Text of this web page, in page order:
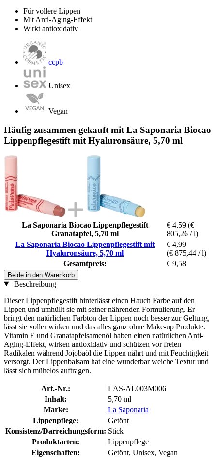
Für vollere Lippen
Mit Anti-Aging-Effekt
Wirkt antioxidativ
ccpb
Unisex
Vegan
Häufig zusammen gekauft mit La Saponaria Biocao
Lippenpflegestift mit Hyaluronsäure, 5,70 ml
La Saponaria Biocao Lippenpflegestift
Granatapfel, 5,70 ml
€ 4,59 (€
805,26 / l)
La Saponaria Biocao Lippenpflegestift mit
Hyaluronsäure, 5,70 ml
€ 4,99
(€ 875,44 / l)
Gesamtpreis:
€ 9,58
Beide in den Warenkorb
Beschreibung
Dieser Lippenpflegestift hinterlässt einen Hauch Farbe auf den
Lippen und umhüllt sie mit seiner nährenden Formulierung. Er
bringt den natürlichen Farbton der Lippen noch besser zur Geltung,
lässt sie voller wirken und das alles ganz ohne Make-up Produkte.
Vitamin E und Granatapfelsamenöl haben einen natürlichen Anti-
Aging-Effekt, wirken antioxidativ und schützen vor freien
Radikalen während Jojobaöl die Lippen nährt und mit Feuchtigkeit
versorgt. Der Lippenbalsam hat eine wunderbar weiche Textur und
lässt sich mühelos auftragen.
Art.-Nr.:
LAS-AL003M006
Inhalt:
5,70 ml
Marke:
La Saponaria
Lippenpflege:
Getönt
Konsistenz/Darreichungsform: Stick
Produktarten:
Lippenpflege
Eigenschaften:
Getönt, Unisex, Vegan